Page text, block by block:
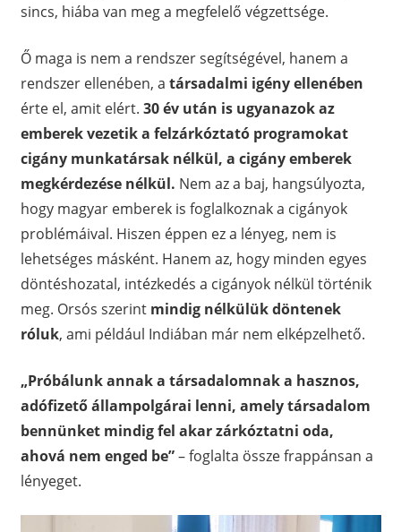
sincs, hiába van meg a megfelelő végzettsége.
Ő maga is nem a rendszer segítségével, hanem a
rendszer ellenében, a társadalmi igény ellenében
érte el, amit elért. 30 év után is ugyanazok az
emberek vezetik a felzárkóztató programokat
cigány munkatársak nélkül, a cigány emberek
megkérdezése nélkül. Nem az a baj, hangsúlyozta,
hogy magyar emberek is foglalkoznak a cigányok
problémáival. Hiszen éppen ez a lényeg, nem is
lehetséges másként. Hanem az, hogy minden egyes
döntéshozatal, intézkedés a cigányok nélkül történik
meg. Orsós szerintmindig nélkülük döntenek
róluk, ami például Indiában már nem elképzelhető.
„Próbálunk annak a társadalomnak a hasznos,
adófizető állampolgárai lenni, amely társadalom
bennünket mindig fel akar zárkóztatni oda,
ahová nem enged be”– foglalta össze frappánsan a
lényeget.